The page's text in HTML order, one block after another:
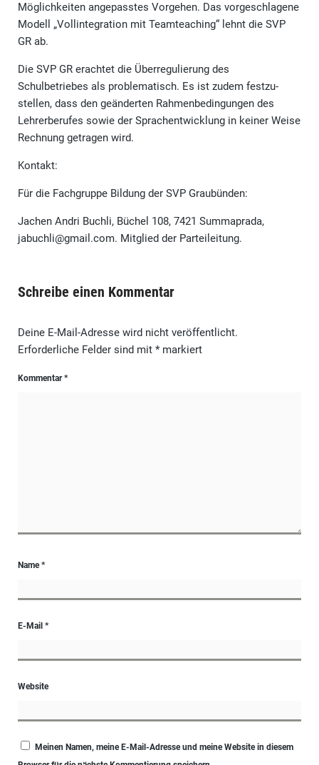
Möglichkeiten angepasstes Vorgehen. Das vorgeschlagene
Modell „Vollintegration mit Teamteaching“ lehnt die SVP
GR ab.
Die SVP GR erachtet die Überregulierung des
Schulbetriebes als problematisch. Es ist zudem festzu-
stellen, dass den geänderten Rahmenbedingungen des
Lehrerberufes sowie der Sprachentwicklung in keiner Weise
Rechnung getragen wird.
Kontakt:
Für die Fachgruppe Bildung der SVP Graubünden:
Jachen Andri Buchli, Büchel 108, 7421 Summaprada,
jabuchli@gmail.com. Mitglied der Parteileitung.
Schreibe einen Kommentar
Deine E-Mail-Adresse wird nicht veröffentlicht.
Erforderliche Felder sind mit *markiert
Kommentar*
Name*
E-Mail *
Website
Meinen Namen, meine E-Mail-Adresse und meine Website in diesem